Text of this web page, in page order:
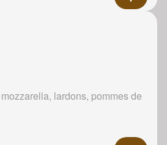
lardons, pommes de